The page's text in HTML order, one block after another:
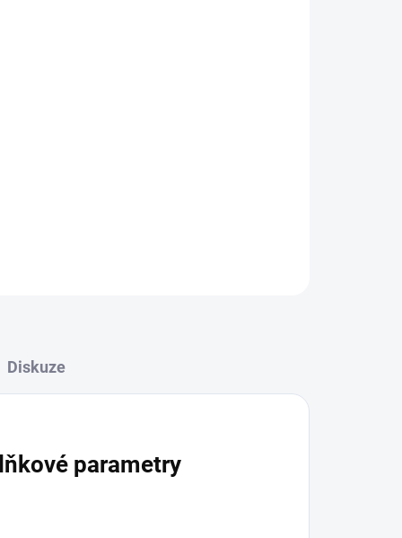
Diskuze
parametry